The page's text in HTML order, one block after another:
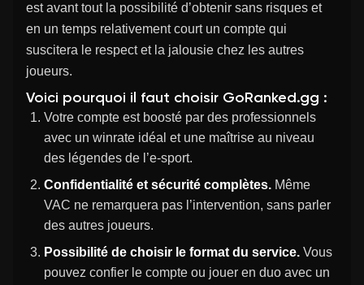
est avant tout la possibilité d’obtenir sans risques et
en un temps relativement court un compte qui
suscitera le respect et la jalousie chez les autres
joueurs.
Voici pourquoi il faut choisir GoRanked.gg :
Votre compte est boosté par des professionnels
avec un winrate idéal et une maîtrise au niveau
des légendes de l’e-sport.
Confidentialité et sécurité complètes. Même
VAC ne remarquera pas l’intervention, sans parler
des autres joueurs.
Possibilité de choisir le format du service. Vous
pouvez confier le compte ou jouer en duo avec un